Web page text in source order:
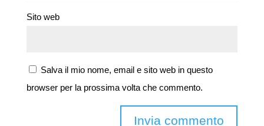
Sito web
Salva il mio nome, email e sito web in questo
browser per la prossima volta che commento.